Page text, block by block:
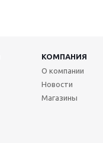
КОМПАНИЯ
О компании
Новости
Магазины